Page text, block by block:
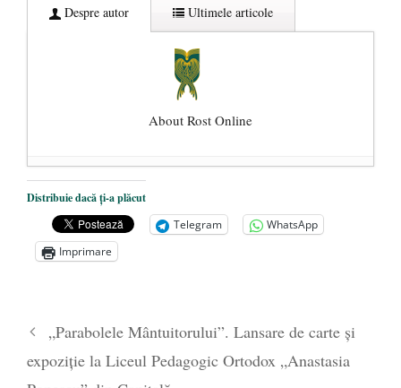
Despre autor Ultimele articole
About Rost Online
Dezvăluiri cutremurătoare despre
președintele Ucrainei, Volodymyr
Zelensky
- 13 mai 2026
Statul care servește Națiunea
poetului Octavian Goga, înlăturat din Iași
- 16 aprilie 2026
Distribuie dacă ți-a plăcut
Telegram
WhatsApp
Imprimare
„Parabolele Mântuitorului”. Lansare de carte și
expoziție la Liceul Pedagogic Ortodox „Anastasia